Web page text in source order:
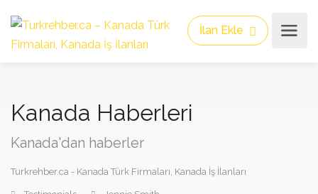
İlan Ekle
Kanada Haberleri
Kanada'dan haberler
Turkrehber.ca - Kanada Türk Firmaları, Kanada İş İlanları